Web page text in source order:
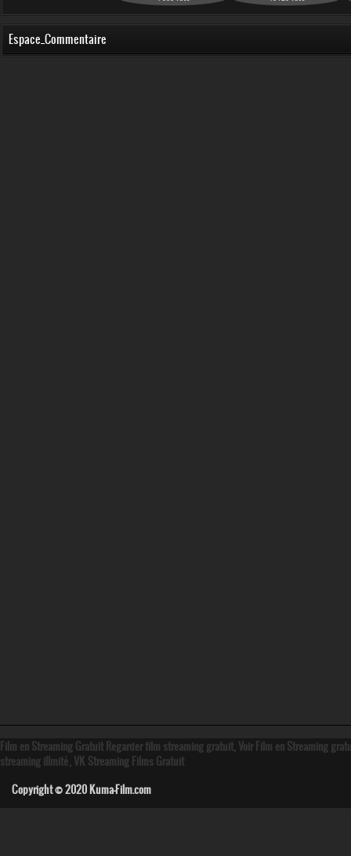
Espace_Commentaire
Film en Streaming Gratuit Regarder film streaming gratuit, Voir Film en Streaming
streaming illmité, VK Streaming Films Gratuit
Copyright © 2020Kuma-Film.com